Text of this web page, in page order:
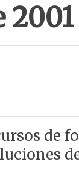
de